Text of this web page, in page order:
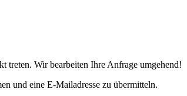
treten. Wir bearbeiten Ihre Anfrage umgehend!
und eine E-Mailadresse zu übermitteln.